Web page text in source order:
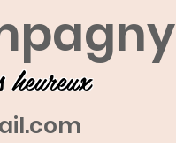
heureux